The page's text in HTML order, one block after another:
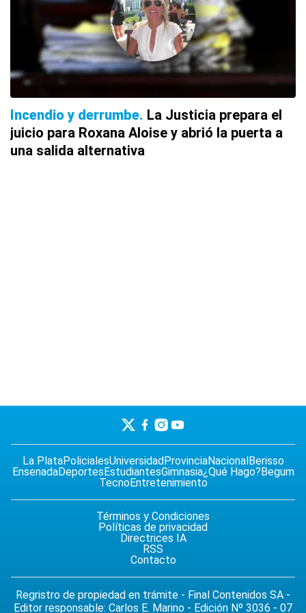
Incendio y derrumbe La Justicia prepara el
juicio para Roxana Aloise y abrió la puerta a
una salida alternativa
La PlataPolicialesUniversidad ProvinciaNacional Berisso
EnsenadaDeportes EstudiantesGimnasia¿Qué Hago? Begum
TecnoEntretenimiento
Términos y Condiciones
Políticas de privacidad
Directrices IA
RSS
Contacto
Regristro de propiedad en trámite - Final Contenidos SA -
Editor responsable: Carlos E. Marino - Edición Nº 3036 - 07